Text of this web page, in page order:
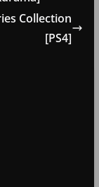
Collection
[PS4]